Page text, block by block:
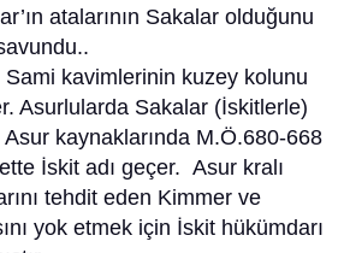
atalarının Sakalar olduğunu
Sami kavimlerinin kuzey kolunu
Asurlularda Sakalar (İskitlerle)
kaynaklarında M.Ö.680-668
İskit adı geçer. Asur kralı
tehdit eden Kimmer ve
yok etmek için İskit hükümdarı